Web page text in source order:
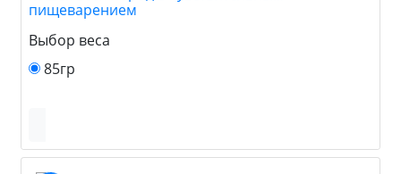
пищеварением
Выбор веса
85гр